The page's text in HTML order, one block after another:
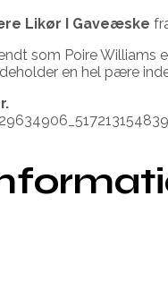
Likør I Gaveæske
som Poire
en hel pære